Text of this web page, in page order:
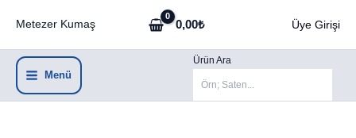
atlaMetezer Kumaş 0,00₺ Üye Girişi
Menü
Ürün Ara